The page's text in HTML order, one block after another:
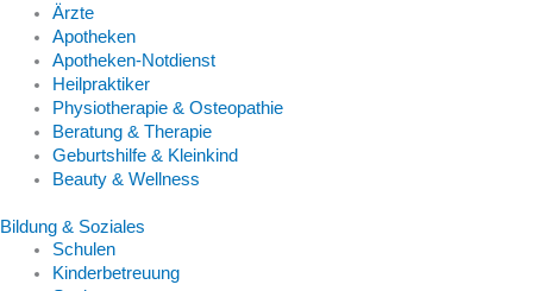
Ärzte
Apotheken
Apotheken-Notdienst
Heilpraktiker
Physiotherapie & Osteopathie
Beratung & Therapie
Geburtshilfe & Kleinkind
Beauty & Wellness
Bildung & Soziales
Schulen
Kinderbetreuung